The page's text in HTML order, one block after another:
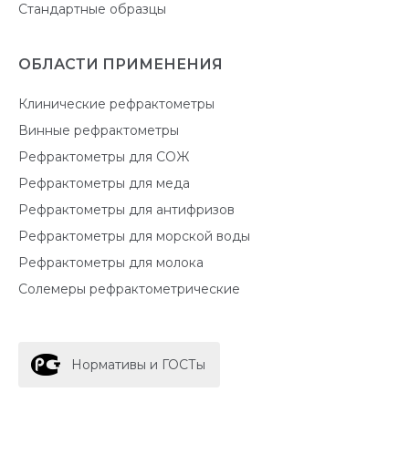
Стандартные образцы
ОБЛАСТИ ПРИМЕНЕНИЯ
Клинические рефрактометры
Винные рефрактометры
Рефрактометры для СОЖ
Рефрактометры для меда
Рефрактометры для антифризов
Рефрактометры для морской воды
Рефрактометры для молока
Солемеры рефрактометрические
Нормативы и ГОСТы